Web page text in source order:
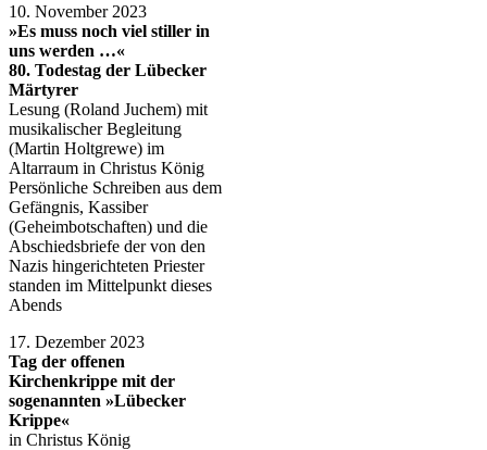
10. November 2023
»Es muss noch viel stiller in
uns werden …«
80. Todestag der Lübecker
Märtyrer
Lesung (Roland Juchem) mit
musikalischer Begleitung
(Martin Holtgrewe) im
Altarraum in Christus König
Persönliche Schreiben aus dem
Gefängnis, Kassiber
(Geheimbotschaften) und die
Abschiedsbriefe der von den
Nazis hingerichteten Priester
standen im Mittelpunkt dieses
Abends
17. Dezember 2023
Tag der offenen
Kirchenkrippe mit der
sogenannten »Lübecker
Krippe«
in Christus König